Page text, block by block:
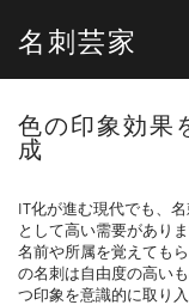
名刺芸家
色の印象効果
成
IT化が進む現代でも、
として高い需要がありま
名前や所属を覚えても
の名刺は自由度の高い
つ印象を意識的に取り